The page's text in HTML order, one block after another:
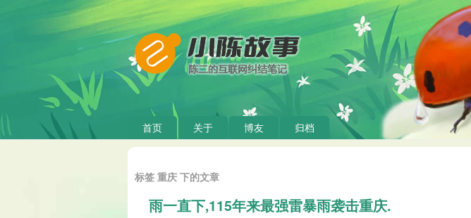
首页 关于 博友 归档
标签 重庆 下的文章
雨一直下,115年来最强雷暴雨袭击重庆.